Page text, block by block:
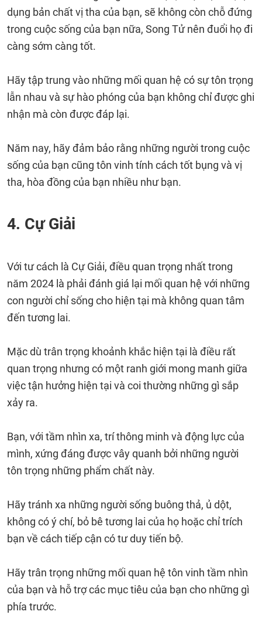
dụng bản chất vị tha của bạn, sẽ không còn chỗ đứng
trong cuộc sống của bạn nữa, Song Tử nên đuổi họ đi
càng sớm càng tốt.
Hãy tập trung vào những mối quan hệ có sự tôn trọng
lẫn nhau và sự hào phóng của bạn không chỉ được ghi
nhận mà còn được đáp lại.
Năm nay, hãy đảm bảo rằng những người trong cuộc
sống của bạn cũng tôn vinh tính cách tốt bụng và vị
tha, hòa đồng của bạn nhiều như bạn.
4. Cự Giải
Với tư cách là Cự Giải, điều quan trọng nhất trong
năm 2024 là phải đánh giá lại mối quan hệ với những
con người chỉ sống cho hiện tại mà không quan tâm
đến tương lai.
Mặc dù trân trọng khoảnh khắc hiện tại là điều rất
quan trọng nhưng có một ranh giới mong manh giữa
việc tận hưởng hiện tại và coi thường những gì sắp
xảy ra.
Bạn, với tầm nhìn xa, trí thông minh và động lực của
mình, xứng đáng được vây quanh bởi những người
tôn trọng những phẩm chất này.
Hãy tránh xa những người sống buông thả, ủ dột,
không có ý chí, bỏ bê tương lai của họ hoặc chỉ trích
bạn về cách tiếp cận có tư duy tiến bộ.
Hãy trân trọng những mối quan hệ tôn vinh tầm nhìn
của bạn và hỗ trợ các mục tiêu của bạn cho những gì
phía trước.